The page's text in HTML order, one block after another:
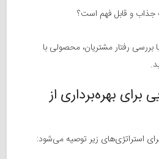
جذاب و قابل فهم است؟
بررسی رفتار مشتریان، محصولی با
برای بهره‌برداری از
استراتژی‌های زیر توصیه می‌شود: